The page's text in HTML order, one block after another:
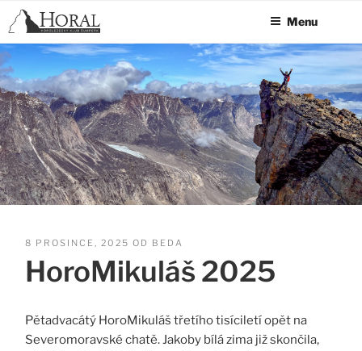
Přejít
obsahu
webu
HORALSUMPERK.CZ Menu
PUBLIKOVÁNO
8 PROSINCE, 2025 OD BEDA
HoroMikuláš 2025
Pětadvacátý HoroMikuláš třetího tisíciletí opět na
Severomoravské chatě. Jakoby bílá zima již skončila,